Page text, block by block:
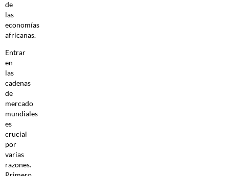
de
las
economías
africanas.
Entrar
en
las
cadenas
de
mercado
mundiales
es
crucial
por
varias
razones.